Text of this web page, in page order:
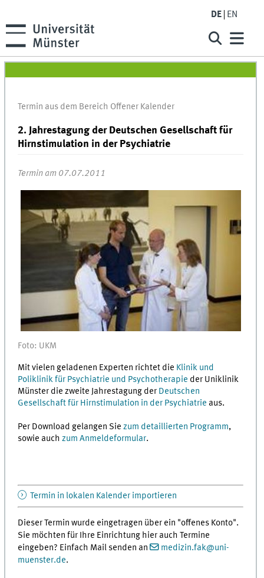
DE EN
Termin aus dem Bereich Offener Kalender
2. Jahrestagung der Deutschen Gesellschaft für
Hirnstimulation in der Psychiatrie
Termin am 07.07.2011
Foto: UKM
Mit vielen geladenen Experten richtet die Klinik und
Poliklinik für Psychiatrie und Psychotherapie der Uniklinik
Münster die zweite Jahrestagung der Deutschen
Gesellschaft für Hirnstimulation in der Psychiatrie aus.
Per Download gelangen Siezum detaillierten Programm,
sowie auchzum Anmeldeformular.
Termin in lokalen Kalender importieren
Dieser Termin wurde eingetragen über ein "offenes Konto".
Sie möchten für Ihre Einrichtung hier auch Termine
eingeben? Einfach Mail senden an
medizin.fak@uni-
muenster.de.